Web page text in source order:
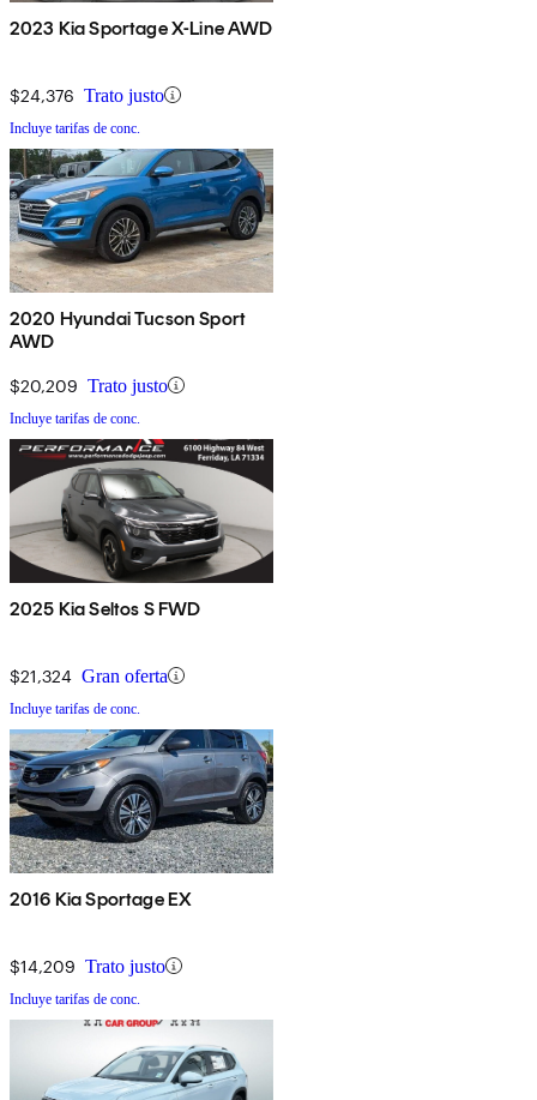
2023 Kia Sportage X-Line AWD
$24,376 Trato justo
Incluye tarifas de conc.
2020 Hyundai Tucson Sport
AWD
$20,209 Trato justo
Incluye tarifas de conc.
2025 Kia Seltos S FWD
$21,324 Gran oferta
Incluye tarifas de conc.
2016 Kia Sportage EX
$14,209 Trato justo
Incluye tarifas de conc.